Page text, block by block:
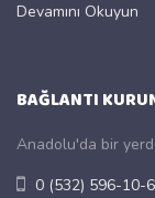
Devamını Okuyun
BAĞLANTI
Anadolu'da bir
0 (532) 596-10-